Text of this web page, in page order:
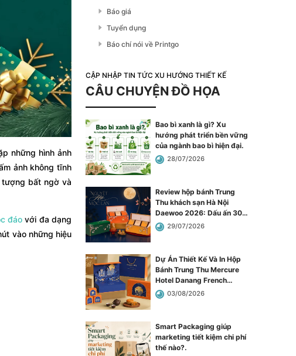
những hình ảnh
ảnh không tĩnh
tượng bất ngờ và
đáovới đa dạng
vào những hiệu
Báo giá
Tuyển dụng
Báo chí nói về Printgo
CẬP NHẬP TIN TỨC XU HƯỚNG THIẾT KẾ
CÂU CHUYỆN ĐỒ HỌA
Bao bì xanh là gì? Xu
hướng phát triển bền vững
của ngành bao bì hiện đại.
28/07/2026
Review hộp bánh Trung
Thu khách sạn Hà Nội
Daewoo 2026: Dấu ấn 30
năm cùng “Nguyệt Hạ Mộc
Lan”
29/07/2026
Dự Án Thiết Kế Và In Hộp
Bánh Trung Thu Mercure
Hotel Danang French
Village Bana Hills
03/08/2026
Smart Packaging giúp
marketing tiết kiệm chi phí
thế nào?.